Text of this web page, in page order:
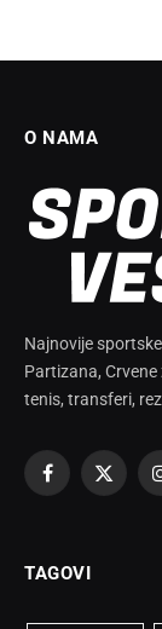
O NAMA
Najnovije
Partizana,
tenis, transferi,
Facebook
X
TAGOVI